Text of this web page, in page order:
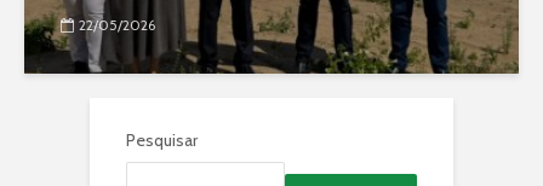
22/05/2026
Pesquisar